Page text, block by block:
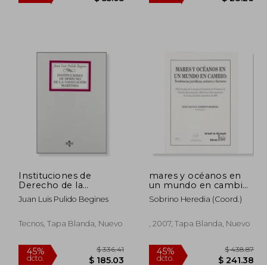
dcto. $ 55.05 dcto.
Instituciones de
Derecho de la
navegación marítima
(Derecho - Biblioteca
Editorial Tecnos)
Juan Luis Pulido Begines
Tecnos, Tapa Blanda, Nuevo
mares y océanos en
un mundo en cambio:
tendencias jurídicas,
actores y factores
Sobrino Heredia (coord.)
, 2007, Tapa Blanda, Nuevo